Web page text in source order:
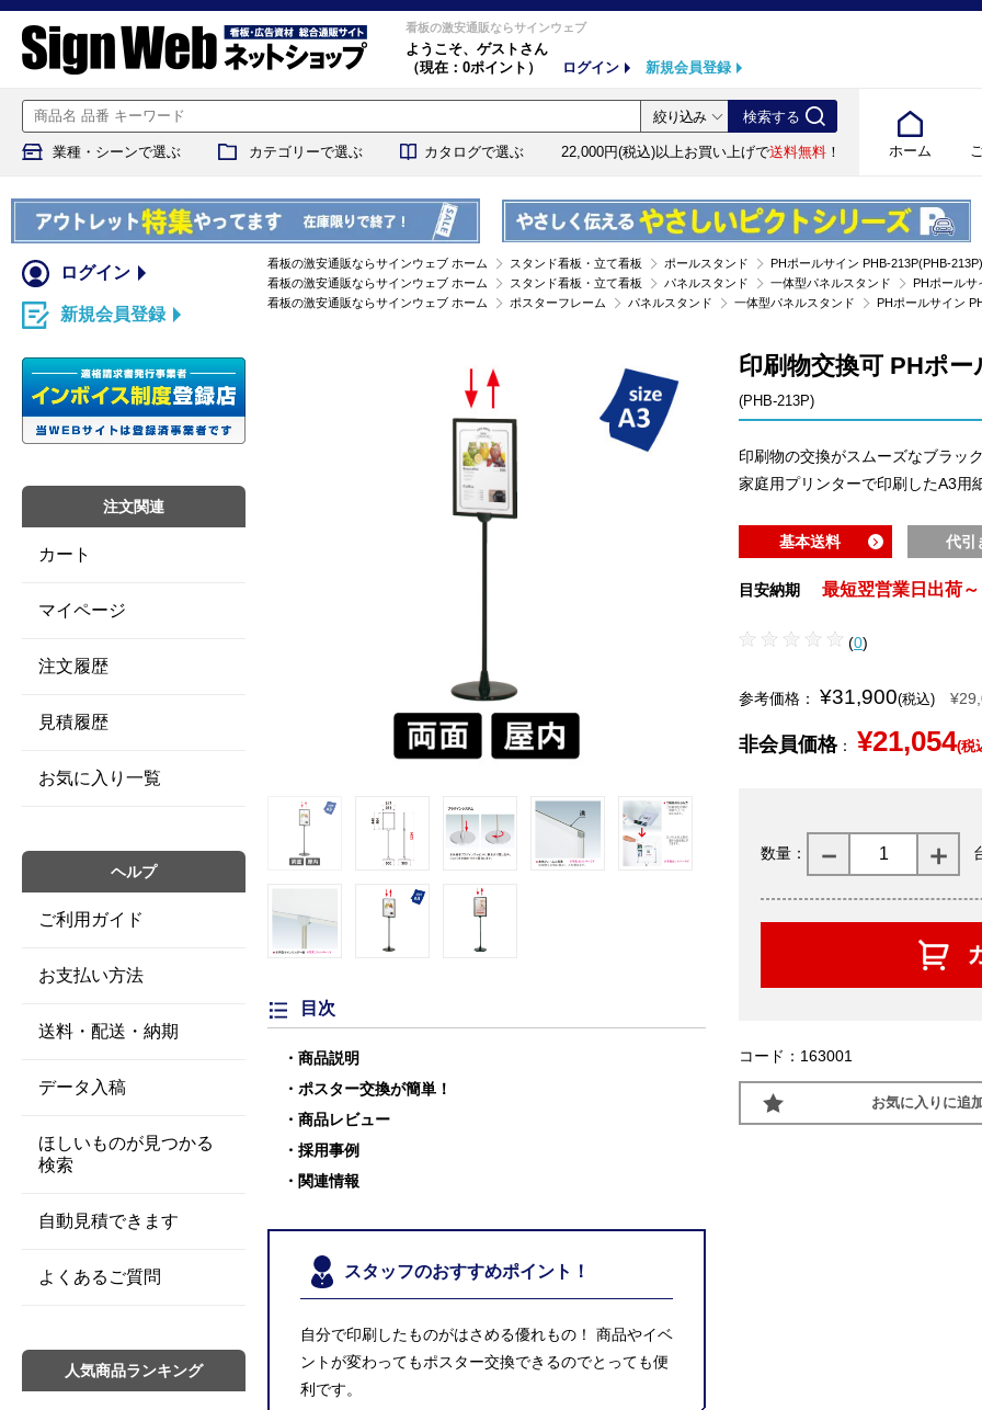
看板の激安通販ならサインウェブ
ようこそ、 ゲストさん
（現在：0ポイント）
ログイン 新規会員登録
ホーム
業種・シーンで選ぶ カテゴリーで選ぶ カタログで選ぶ 22,000円(税込)以上お買い上げで送料無料 ！
看板の激安通販ならサインウェブ ホーム スタンド看板・立て看板 ポールスタンド
PHポールサイン PHB-213P(PHB-213P)
看板の激安通販ならサインウェブ ホーム
スタンド看板・立て看板 パネルスタンド 一体型パネルスタンド
PHポールサ
看板の激安通販ならサインウェブ ホーム
ポスターフレーム パネルスタンド 一体型パネルスタンド PHポールサイン
目次
商品説明
ポスター交換が簡単！
商品レビュー
採用事例
関連情報
スタッフのおすすめポイント！
自分で印刷したものがはさめる優れもの！ 商品やイベ
ントが変わってもポスター交換できるのでとっても便
利です。
印刷物交換可 PHポ
(PHB-213P)
印刷物の交換がスムーズなブラッ
家庭用プリンターで印刷したA3用
基本送料 代引
目安納期 最短翌営業日出荷～
(0)
参考価格： ¥31,900(税込)
非会員価格： ¥21,054(税
数量：
コード：163001
お気に入りに追
ログイン
新規会員登録
注文関連
カート
マイページ
注文履歴
見積履歴
お気に入り一覧
ヘルプ
ご利用ガイド
お支払い方法
送料・配送・納期
データ入稿
ほしいものが見つかる
検索
自動見積できます
よくあるご質問
人気商品ランキング